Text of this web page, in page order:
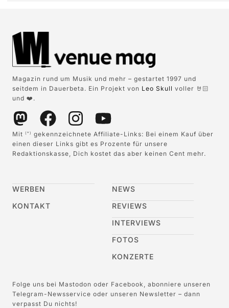
Magazin rund um Musik und mehr – gestartet 1997 und
seitdem in Dauerbeta. Ein Projekt von Leo Skull voller 🤘🏻
und ❤️.
Mit (*)
gekennzeichnete Affiliate-Links: Bei einem Kauf über
einen dieser Links gibt es Prozente für unsere
Redaktionskasse, Dich kostet das aber keinen Cent mehr.
WERBEN
KONTAKT
NEWS
REVIEWS
INTERVIEWS
FOTOS
KONZERTE
Folge uns bei Mastodon oder Facebook, abonniere unseren
Telegram-Newsservice oder unseren Newsletter – dann
verpasst Du nichts!